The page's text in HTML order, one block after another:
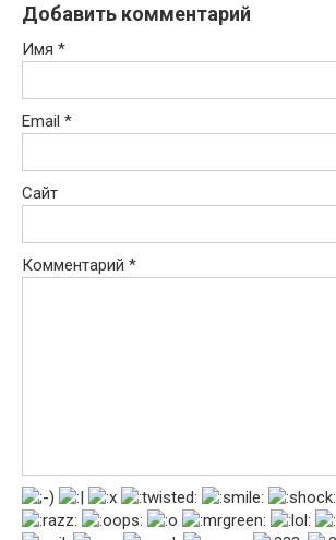
Добавить комментарий
Имя *
Email *
Сайт
Комментарий *